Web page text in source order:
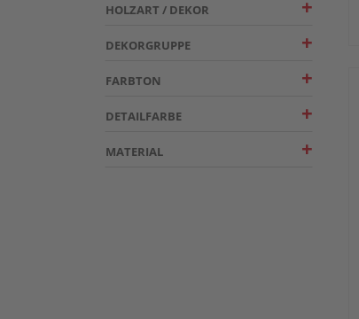
HOLZART / DEKOR
DEKORGRUPPE
FARBTON
DETAILFARBE
MATERIAL